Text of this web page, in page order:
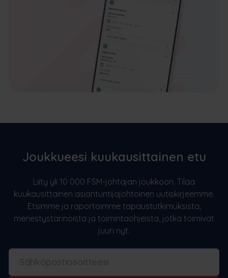
Joukkueesi kuukausittainen etu
Liity yli 10 000 FSM-johtajan joukkoon. Tilaa
kuukausittainen asiantuntijajohtoinen uutiskirjeemme.
Etsimme ja raportoimme tapaustutkimuksista,
menestystarinoista ja toimintaohjeista, jotka toimivat
juuri nyt.